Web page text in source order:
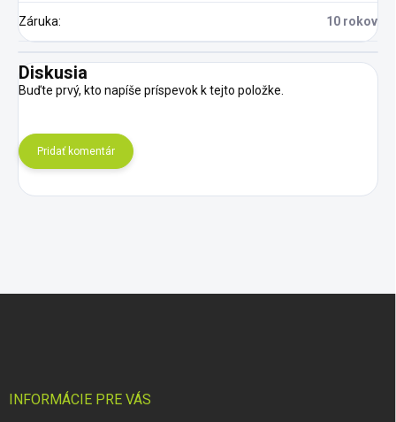
Záruka: 10 rokov
Diskusia
Buďte prvý, kto napíše príspevok k tejto položke.
Pridať komentár
INFORMÁCIE PRE VÁS